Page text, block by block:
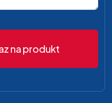
na produkt